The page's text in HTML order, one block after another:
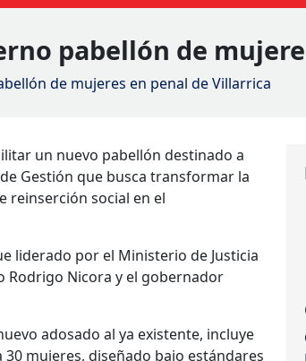
pabellón de
de mujeres en penal de Villarrica
un nuevo pabellón destinado a
Gestión que busca transformar la
reinserción social en el
liderado por el Ministerio de Justicia
Rodrigo Nicora y el gobernador
adosado al ya existente, incluye
mujeres, diseñado bajo estándares